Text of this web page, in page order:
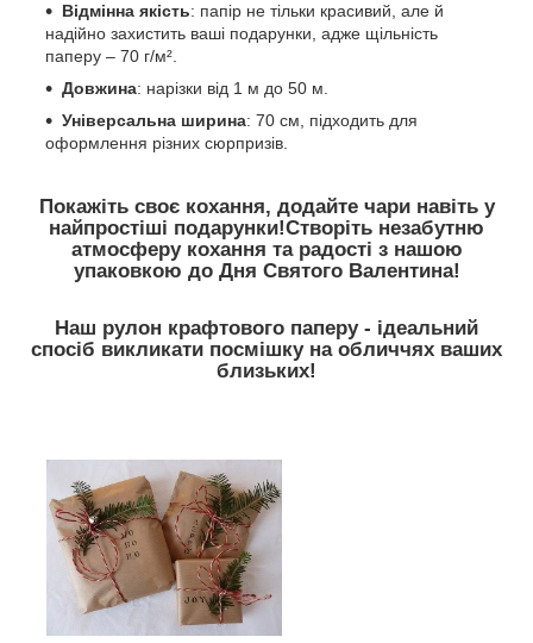
Відмінна якість: папір не тільки красивий, але й
надійно захистить ваші подарунки, адже щільність
паперу – 70 г/м².
Довжина: нарізки від 1 м до 50 м.
Універсальна ширина: 70 см, підходить для
оформлення різних сюрпризів.
Покажіть своє кохання, додайте чари навіть у
найпростіші подарунки!Створіть незабутню
атмосферу кохання та радості з нашою
упаковкою до Дня Святого Валентина!
Наш рулон крафтового паперу - ідеальний
спосіб викликати посмішку на обличчях ваших
близьких!